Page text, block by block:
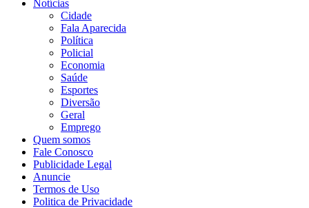
Notícias
Cidade
Fala Aparecida
Política
Policial
Economia
Saúde
Esportes
Diversão
Geral
Emprego
Quem somos
Fale Conosco
Publicidade Legal
Anuncie
Termos de Uso
Politica de Privacidade